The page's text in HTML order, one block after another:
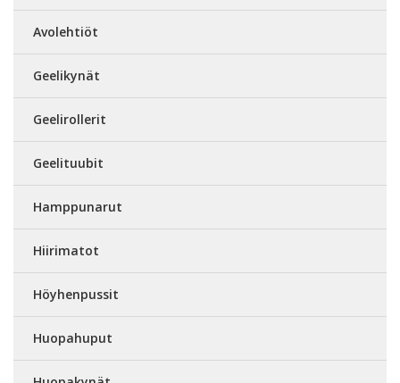
Avolehtiöt
Geelikynät
Geelirollerit
Geelituubit
Hamppunarut
Hiirimatot
Höyhenpussit
Huopahuput